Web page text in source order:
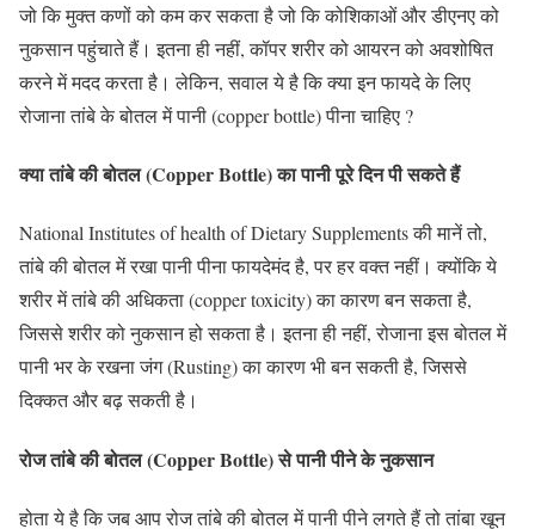
जो कि मुक्त कणों को कम कर सकता है जो कि कोशिकाओं और डीएनए को
नुकसान पहुंचाते हैं। इतना ही नहीं, कॉपर शरीर को आयरन को अवशोषित
करने में मदद करता है। लेकिन, सवाल ये है कि क्या इन फायदे के लिए
रोजाना तांबे के बोतल में पानी (copper bottle) पीना चाहिए ?
क्या तांबे की बोतल (Copper Bottle) का पानी पूरे दिन पी सकते हैं
National Institutes of health of Dietary Supplements की मानें तो,
तांबे की बोतल में रखा पानी पीना फायदेमंद है, पर हर वक्त नहीं। क्योंकि ये
शरीर में तांबे की अधिकता (copper toxicity) का कारण बन सकता है,
जिससे शरीर को नुकसान हो सकता है। इतना ही नहीं, रोजाना इस बोतल में
पानी भर के रखना जंग (Rusting) का कारण भी बन सकती है, जिससे
दिक्कत और बढ़ सकती है।
रोज तांबे की बोतल (Copper Bottle) से पानी पीने के नुकसान
होता ये है कि जब आप रोज तांबे की बोतल में पानी पीने लगते हैं तो तांबा खून